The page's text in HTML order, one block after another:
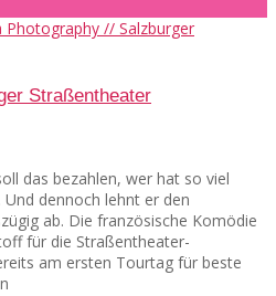
Straßentheater
das bezahlen, wer hat so viel
Und dennoch lehnt er den
ab. Die französische Komödie
für die Straßentheater-
am ersten Tourtag für beste